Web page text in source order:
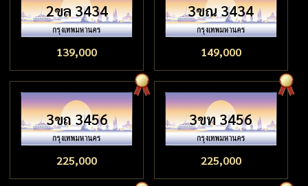
2ขล 3434
139,000
3ขณ 3434
149,000
3ขถ 3456
225,000
3ขท 3456
225,000